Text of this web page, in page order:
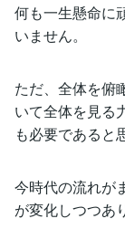
何も一生懸命に
いません。
ただ、全体を俯
いて全体を見る
も必要であると
今時代の流れが
が変化しつつあ